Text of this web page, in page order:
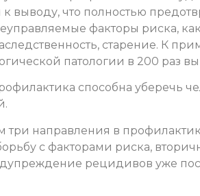
выводу, что полностью
факторы риска,
старение. К
патологии в 200 раз
способна уберечь
направления в
с факторами риска,
рецидивов уже